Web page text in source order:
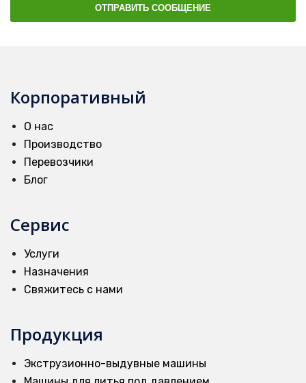
ОТПРАВИТЬ СООБЩЕНИЕ
Корпоративный
О нас
Производство
Перевозчики
Блог
Сервис
Услуги
Назначения
Свяжитесь с нами
Продукция
Экструзионно-выдувные машины